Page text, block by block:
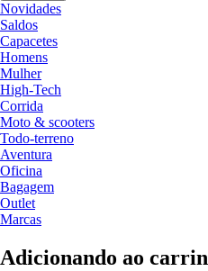
Novidades
Saldos
Capacetes
Homens
Mulher
High-Tech
Corrida
Moto & scooters
Todo-terreno
Aventura
Oficina
Bagagem
Outlet
Marcas
Adicionando ao